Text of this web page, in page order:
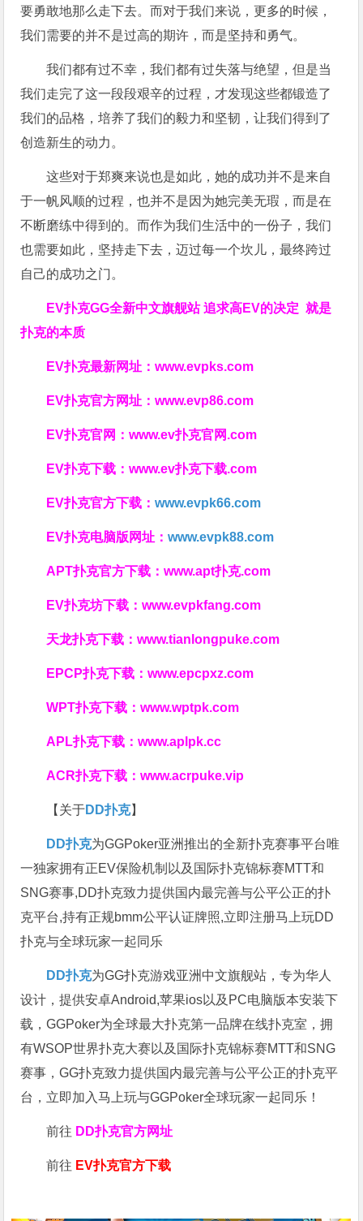
要勇敢地那么走下去。而对于我们来说，更多的时候，
我们需要的并不是过高的期许，而是坚持和勇气。
我们都有过不幸，我们都有过失落与绝望，但是当
我们走完了这一段段艰辛的过程，才发现这些都锻造了
我们的品格，培养了我们的毅力和坚韧，让我们得到了
创造新生的动力。
这些对于郑爽来说也是如此，她的成功并不是来自
于一帆风顺的过程，也并不是因为她完美无瑕，而是在
不断磨练中得到的。而作为我们生活中的一份子，我们
也需要如此，坚持走下去，迈过每一个坎儿，最终跨过
自己的成功之门。
EV扑克GG全新中文旗舰站追求高EV的决定就是
扑克的本质
EV扑克最新网址：www.evpks.com
EV扑克官方网址：www.evp86.com
EV扑克官网：www.ev扑克官网.com
EV扑克下载：www.ev扑克下载.com
EV扑克官方下载：www.evpk66.com
EV扑克电脑版网址：www.evpk88.com
APT扑克官方下载：www.apt扑克.com
EV扑克坊下载：www.evpkfang.com
天龙扑克下载：www.tianlongpuke.com
EPCP扑克下载：www.epcpxz.com
WPT扑克下载：www.wptpk.com
APL扑克下载：www.aplpk.cc
ACR扑克下载：www.acrpuke.vip
【关于DD扑克】
DD扑克为GGPoker亚洲推出的全新扑克赛事平台唯
一独家拥有正EV保险机制以及国际扑克锦标赛MTT和
SNG赛事,DD扑克致力提供国内最完善与公平公正的扑
克平台,持有正规bmm公平认证牌照,立即注册马上玩DD
扑克与全球玩家一起同乐
DD扑克为GG扑克游戏亚洲中文旗舰站，专为华人
设计，提供安卓Android,苹果ios以及PC电脑版本安装下
载，GGPoker为全球最大扑克第一品牌在线扑克室，拥
有WSOP世界扑克大赛以及国际扑克锦标赛MTT和SNG
赛事，GG扑克致力提供国内最完善与公平公正的扑克平
台，立即加入马上玩与GGPoker全球玩家一起同乐！
前往 DD扑克官方网址
前往 EV扑克官方下载